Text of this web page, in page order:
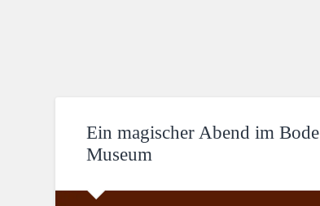
Ein magischer Abend im Bode
Museum